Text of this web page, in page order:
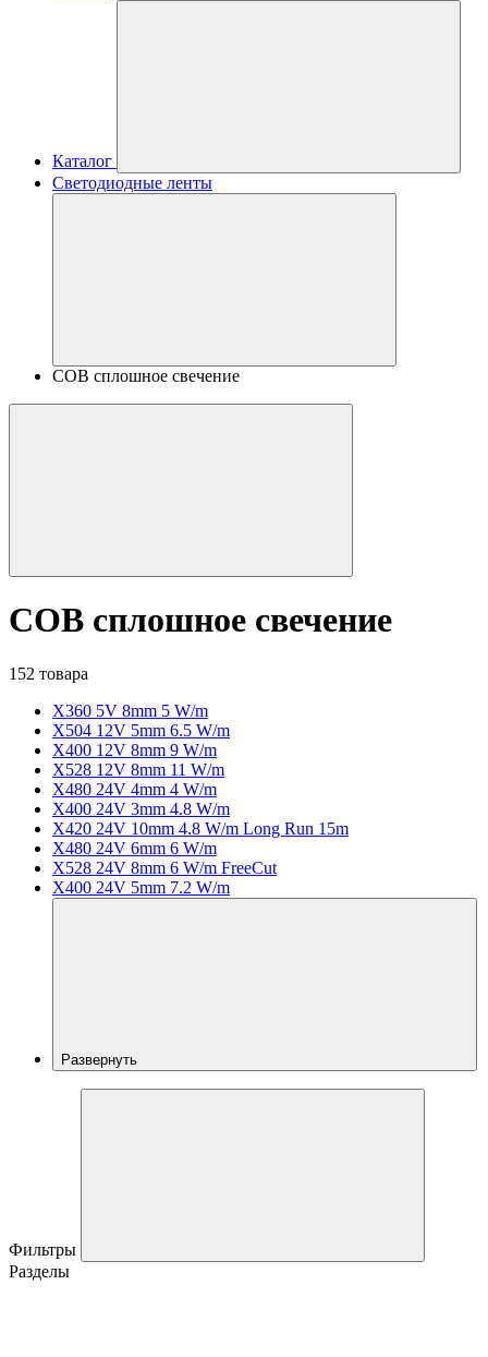
Каталог
Светодиодные ленты
COB сплошное свечение
COB сплошное свечение
152 товара
X360 5V 8mm 5 W/m
X504 12V 5mm 6.5 W/m
X400 12V 8mm 9 W/m
X528 12V 8mm 11 W/m
X480 24V 4mm 4 W/m
X400 24V 3mm 4.8 W/m
X420 24V 10mm 4.8 W/m Long Run 15m
X480 24V 6mm 6 W/m
X528 24V 8mm 6 W/m FreeCut
X400 24V 5mm 7.2 W/m
Развернуть
Фильтры
Разделы